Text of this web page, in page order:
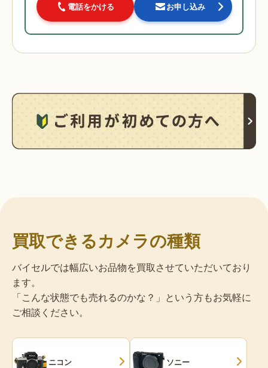
電話をかける お申し込み
買取できるカメラの種類
バイセルでは幅広いお品物を買取させていただいており
ます。
「こんな状態でも売れるのかな？」という方もお気軽に
ご相談ください。
ニコン ソニー